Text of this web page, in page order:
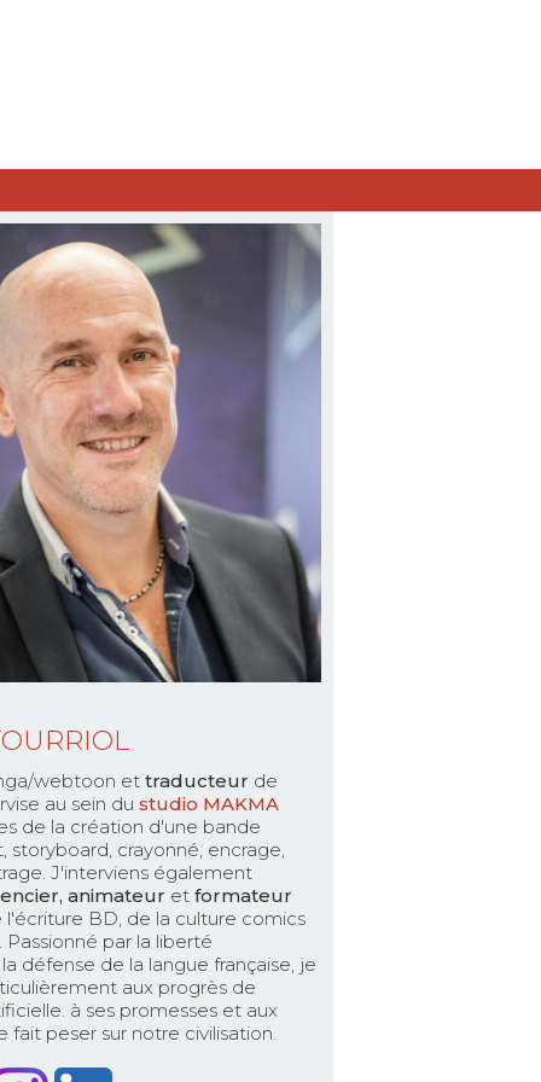
webtoon et traducteur de
au sein du studio MAKMA
de la création d'une bande
storyboard, crayonné, encrage,
J'interviens également
animateur et formateur
BD, de la culture comics
par la liberté
défense de la langue française, je
aux progrès de
à ses promesses et aux
fait peser sur notre civilisation.